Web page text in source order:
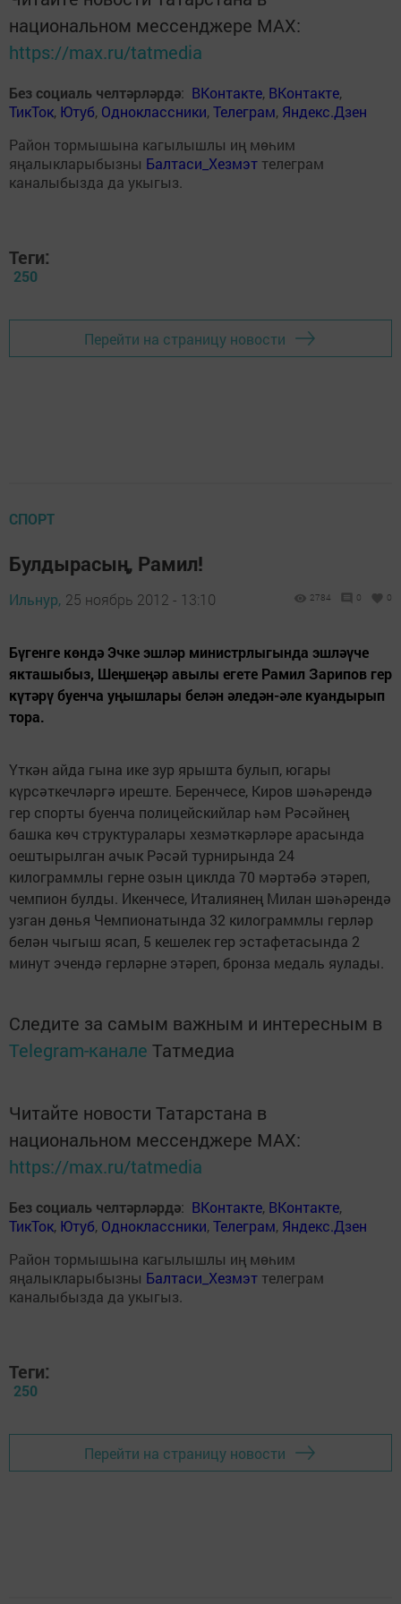
национальном мессенджере MАХ:
https://max.ru/tatmedia
Без социаль челтәрләрдә: ВКонтакте, ВКонтакте,
ТикТок, Ютуб, Одноклассники,Телеграм, Яндекс.Дзен
Район тормышына кагылышлы иң мөһим
яңалыкларыбызны Балтаси_Хезмэт телеграм
каналыбызда да укыгыз.
Теги:
250
Перейти на страницу новости
СПОРТ
Булдырасың, Рамил!
Ильнур, 25 ноябрь 2012 - 13:10 2784 0 0
Бүгенге көндә Эчке эшләр министрлыгында эшләүче
якташыбыз, Шеңшеңәр авылы егете Рамил Зарипов гер
күтәрү буенча уңышлары белән әледән-әле куандырып
тора.
Үткән айда гына ике зур ярышта булып, югары
күрсәткечләргә иреште. Беренчесе, Киров шәһәрендә
гер спорты буенча полицейскийлар һәм Рәсәйнең
башка көч структуралары хезмәткәрләре арасында
оештырылган ачык Рәсәй турнирында 24
килограммлы герне озын циклда 70 мәртәбә этәреп,
чемпион булды. Икенчесе, Италиянең Милан шәһәрендә
узган дөнья Чемпионатында 32 килограммлы герләр
белән чыгыш ясап, 5 кешелек гер эстафетасында 2
минут эчендә герләрне этәреп, бронза медаль яулады.
Следите за самым важным и интересным в
Telegram-канале Татмедиа
Читайте новости Татарстана в
национальном мессенджере MАХ:
https://max.ru/tatmedia
Без социаль челтәрләрдә: ВКонтакте, ВКонтакте,
ТикТок, Ютуб, Одноклассники,Телеграм, Яндекс.Дзен
Район тормышына кагылышлы иң мөһим
яңалыкларыбызны Балтаси_Хезмэт телеграм
каналыбызда да укыгыз.
Теги:
250
Перейти на страницу новости